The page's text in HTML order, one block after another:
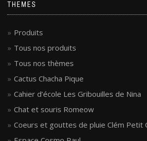
THEMES
Produits
Tous nos produits
Tous nos thèmes
Cactus Chacha Pique
Cahier d’école Les Gribouilles de Nina
Chat et souris Romeow
Coeurs et gouttes de pluie Clém Petit